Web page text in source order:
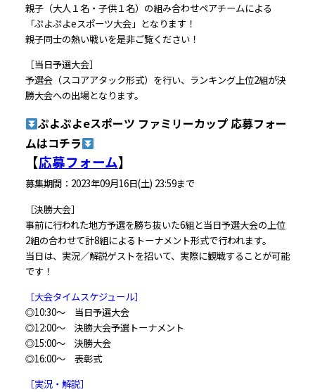
親子（大人１名・子供１名）の組み合わせペアチームによる
「ぷよぷよeスポーツ大会」となります！
親子同士の熱い戦いを是非ご覧ください！
［当日予選大会］
予選会（スコアアタック形式）を行い、ランキング上位2組が決
勝大会への出場となります。
ぷよぷよeスポーツ ファミリーカップ 応募フォー
ムはコチラ
【応募フォーム】
募集期間：2023年09月16日(土) 23:59まで
［決勝大会］
事前に行われた地方予選を勝ち抜いた6組と当日予選大会の上位
2組の合わせて計8組によるトーナメント形式で行われます。
当日は、実況／解説ゲストを招いて、実際に観戦することが可能
です！
［大会タイムスケジュール］
◎10:30〜 当日予選大会
◎12:00〜 決勝大会予選トーナメント
◎15:00〜 決勝大会
◎16:00〜 表彰式
［実況・解説］